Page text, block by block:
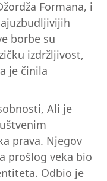
Formana, i
borbe su
izdržljivost,
je činila
Ali je
prava. Njegov
prošlog veka bio
Odbio je